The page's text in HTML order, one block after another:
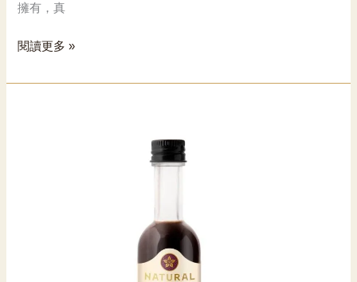
擁有，真
天
香
閱讀更多 »